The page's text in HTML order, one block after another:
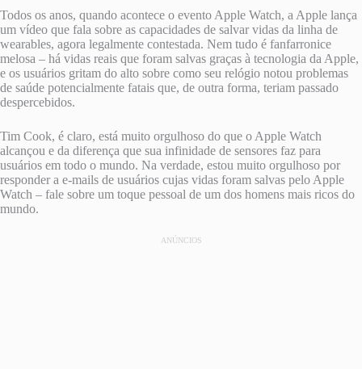
Todos os anos, quando acontece o evento Apple Watch, a Apple lança
um vídeo que fala sobre as capacidades de salvar vidas da linha de
wearables, agora legalmente contestada. Nem tudo é fanfarronice
melosa – há vidas reais que foram salvas graças à tecnologia da Apple,
e os usuários gritam do alto sobre como seu relógio notou problemas
de saúde potencialmente fatais que, de outra forma, teriam passado
despercebidos.
Tim Cook, é claro, está muito orgulhoso do que o Apple Watch
alcançou e da diferença que sua infinidade de sensores faz para
usuários em todo o mundo. Na verdade, estou muito orgulhoso por
responder a e-mails de usuários cujas vidas foram salvas pelo Apple
Watch – fale sobre um toque pessoal de um dos homens mais ricos do
mundo.
ANÚNCIOS